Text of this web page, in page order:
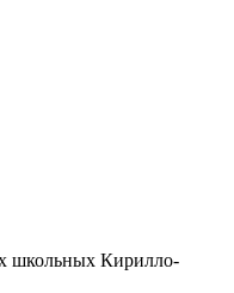
школьных Кирилло-